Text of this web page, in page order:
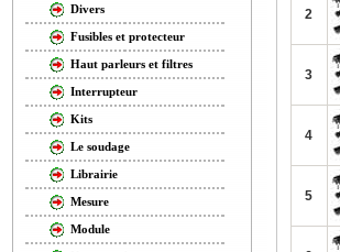
Divers
Fusibles et protecteur
Haut parleurs et filtres
Interrupteur
Kits
Le soudage
Librairie
Mesure
Module
2
3
4
5